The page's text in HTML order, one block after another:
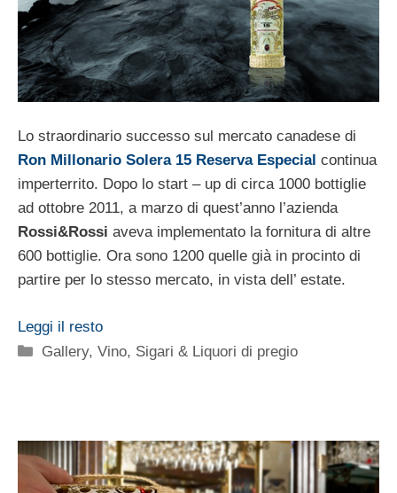
Lo straordinario successo sul mercato canadese di
Ron Millonario Solera 15 Reserva Especial continua
imperterrito. Dopo lo start – up di circa 1000 bottiglie
ad ottobre 2011, a marzo di quest’anno l’azienda
Rossi&Rossi aveva implementato la fornitura di altre
600 bottiglie. Ora sono 1200 quelle già in procinto di
partire per lo stesso mercato, in vista dell’ estate.
Leggi il resto
Categorie
Gallery,Vino, Sigari & Liquori di pregio